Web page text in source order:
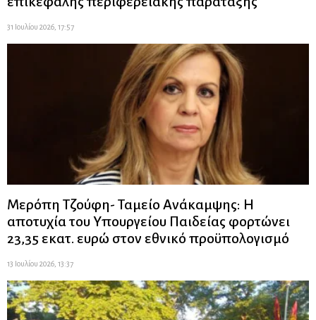
31 Ιουλίου 2026, 17:57
Μερόπη Τζούφη- Ταμείο Ανάκαμψης: Η
αποτυχία του Υπουργείου Παιδείας φορτώνει
23,35 εκατ. ευρώ στον εθνικό προϋπολογισμό
13 Ιουλίου 2026, 13:37